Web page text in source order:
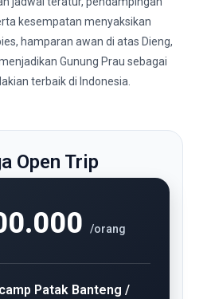
kesempatan menyaksikan
hamparan awan di atas Dieng,
Gunung Prau sebagai
terbaik di Indonesia.
Open Trip
/orang
Patak Banteng /